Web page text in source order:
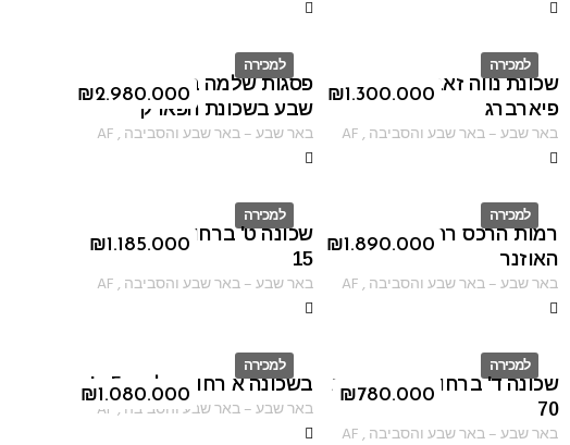
למכירה
ID
₪2.980.000
פסגות שלמה בעיר באר
שבע בשכונת הפארק
באר שבע–באר שבע והסביבה ,
AF
למכירה
ID
₪1.300.000
שכונת נווה זאב ברחוב
פיארברג
באר שבע–באר שבע והסביבה ,
AF
למכירה
ID
₪1.185.000
שכונה ט' ברחוב שער הגיא
15
באר שבע–באר שבע והסביבה ,
AF
למכירה
ID
₪1.890.000
רמות הרכס רחוב גדעון
האוזנר
באר שבע–באר שבע והסביבה ,
AF
למכירה
ID
₪1.080.000
בשכונה א רחוב בלפור 5 א'
באר שבע–באר שבע והסביבה ,
AF
למכירה
ID
₪780.000
שכונה ד' ברחוב רבי עקיבא
70
באר שבע–באר שבע והסביבה ,
AF